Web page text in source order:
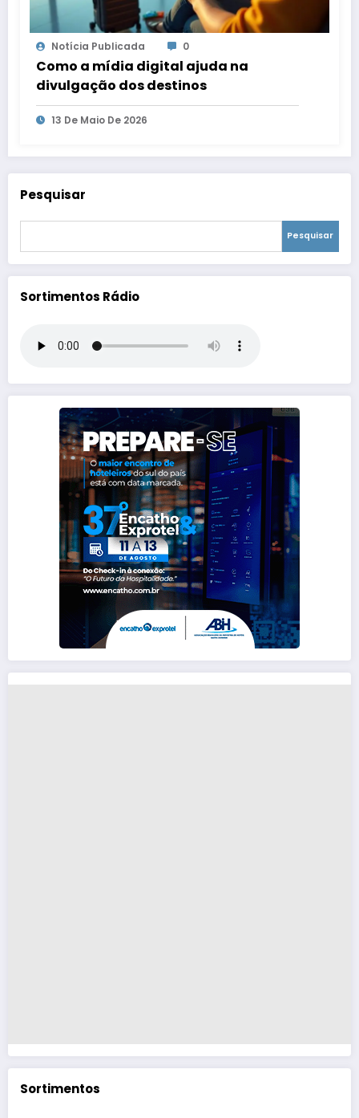
Notícia Publicada 0
Como a mídia digital ajuda na
divulgação dos destinos
13 De Maio De 2026
Pesquisar
Pesquisar
Sortimentos Rádio
Sortimentos